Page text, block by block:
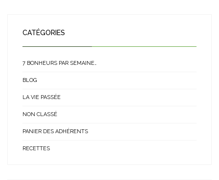
CATÉGORIES
7 BONHEURS PAR SEMAINE…
BLOG
LA VIE PASSÉE
NON CLASSÉ
PANIER DES ADHÉRENTS
RECETTES